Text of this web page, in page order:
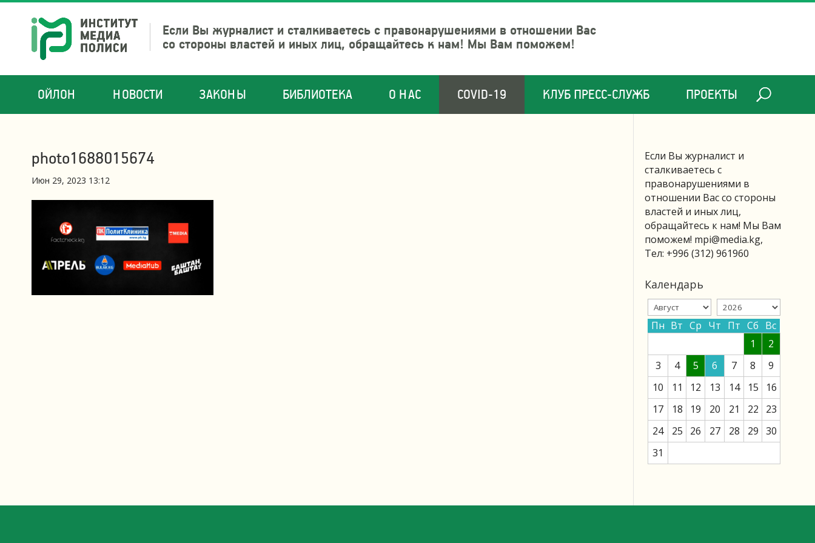
Если Вы журналист и сталкиваетесь с правонарушениями в отношении Вас
со стороны властей и иных лиц, обращайтесь к нам! Мы Вам поможем!
ОЙЛОН НОВОСТИ ЗАКОНЫ БИБЛИОТЕКА О НАС COVID-19 КЛУБ ПРЕСС-СЛУЖБ ПРОЕКТЫ
photo1688015674
Июн 29, 2023 13:12
Если Вы журналист и
сталкиваетесь с
правонарушениями в
отношении Вас со стороны
властей и иных лиц,
обращайтесь к нам! Мы Вам
поможем! mpi@media.kg,
Тел: +996 (312) 961960
Календарь
Пн Вт Ср Чт Пт Сб Вс
1
2
3
4 5 6 7 8
9
10
11 12 13 14 15
16
17
18 19 20 21 22
23
24
25 26 27 28 29 30
31